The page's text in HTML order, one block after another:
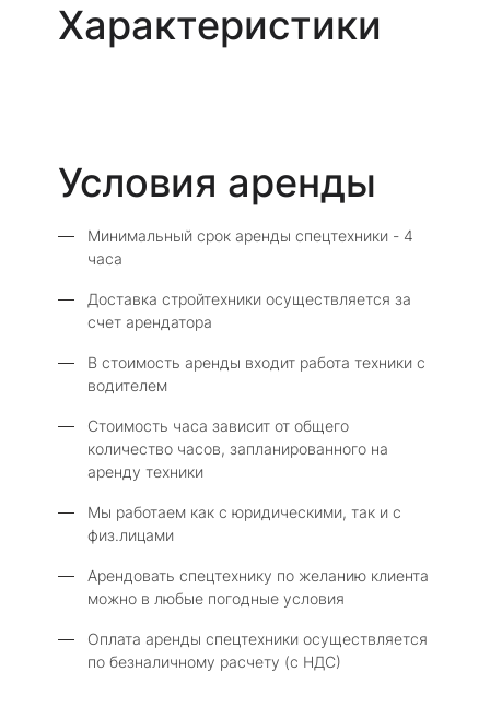
Характеристики
Условия аренды
Минимальный срок аренды спецтехники - 4
часа
Доставка стройтехники осуществляется за
счет арендатора
В стоимость аренды входит работа техники с
водителем
Стоимость часа зависит от общего
количество часов, запланированного на
аренду техники
Мы работаем как с юридическими, так и с
физ.лицами
Арендовать спецтехнику по желанию клиента
можно в любые погодные условия
Оплата аренды спецтехники осуществляется
по безналичному расчету (с НДС)